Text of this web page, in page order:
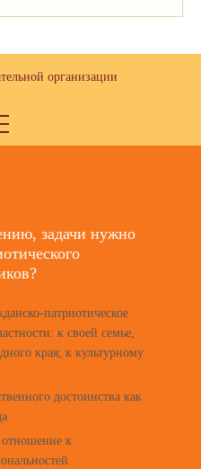
организации
задачи нужно
патриотическое
к своей семье,
края; к культурному
достоинства как
отношение к